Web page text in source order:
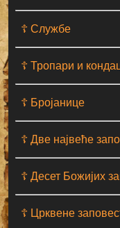
☦ Службе
☦ Тропари и
☦ Бројанице
☦ Две највеће
☦ Десет Божијих
☦ Црквене